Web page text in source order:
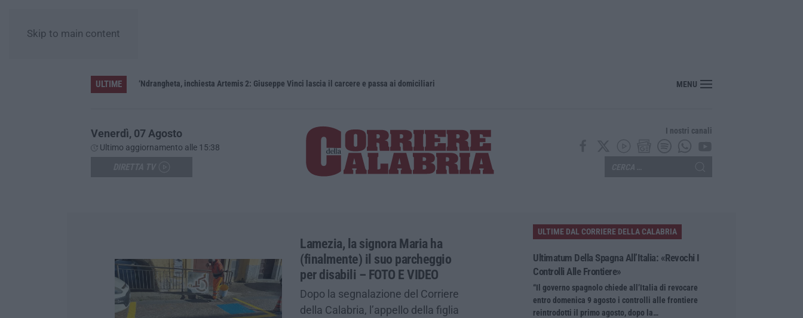
Skip to main content
ULTIME ‘Ndrangheta, inchiesta Artemis 2: Giuseppe Vinci lascia il carcere e passa ai domiciliari MENU
Venerdì, 07 Agosto
Ultimo aggiornamento alle 15:38
I nostri canali
Lamezia, la signora Maria ha
(finalmente) il suo parcheggio
per disabili – FOTO E VIDEO
Dopo la segnalazione del Corriere
della Calabria, l’appello della figlia
ULTIME DAL CORRIERE DELLA CALABRIA
Ultimatum Della Spagna All’Italia: «Revochi I
Controlli Alle Frontiere»
“Il governo spagnolo chiede all’Italia di revocare
entro domenica 9 agosto i controlli alle frontiere
reintrodotti il primo agosto, dopo la…